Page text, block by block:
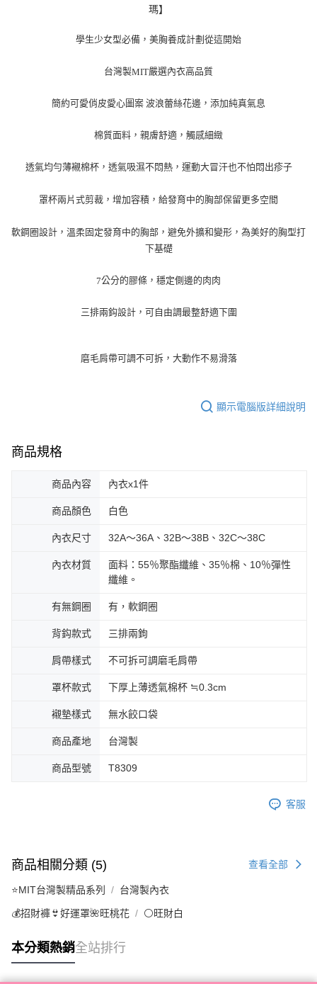
瑪】
學生少女型必備，美胸養成計劃從這開始
台灣製MIT嚴選內衣高品質
簡約可愛俏皮愛心圖案 波浪蕾絲花邊，添加純真氣息
棉質面料，親膚舒適，觸感細緻
透氣均勻薄襯棉杯，透氣吸濕不悶熱，運動大冒汗也不怕悶出疹子
罩杯兩片式剪裁，增加容積，給發育中的胸部保留更多空間
軟鋼圈設計，溫柔固定發育中的胸部，避免外擴和變形，為美好的胸型打
下基礎
7公分的膠條，穩定側邊的肉肉
三排兩鈎設計，可自由調最整舒適下圍
磨毛肩帶可調不可拆，大動作不易滑落
顯示電腦版詳細說明
商品規格
商品內容 內衣x1件
商品顏色 白色
內衣尺寸 32A～36A、32B～38B、32C～38C
內衣材質
面料：55％聚酯纖維、35％棉、10％彈性
纖維。
有無鋼圈 有，軟鋼圈
背鈎款式 三排兩鉤
肩帶樣式 不可拆可調磨毛肩帶
罩杯款式 下厚上薄透氣棉杯 ≒0.3cm
襯墊樣式 無水餃口袋
商品產地 台灣製
商品型號 T8309
客服
商品相關分類 (5) 查看全部
⭐MIT台灣製精品系列 台灣製內衣
💰招財褲👙好運罩🌺旺桃花 ⚪旺財白
本分類熱銷全站排行